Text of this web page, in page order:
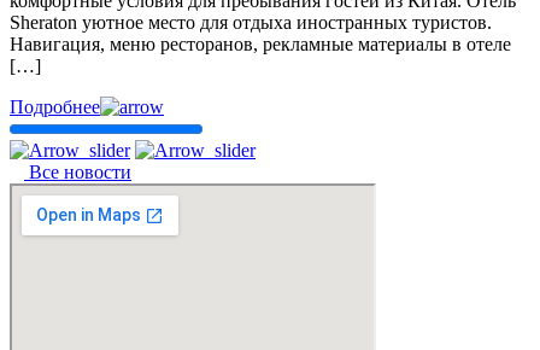
Sheraton уютное место для отдыха иностранных туристов.
Навигация, меню ресторанов, рекламные материалы в отеле
[…]
Подробнее
Все новости